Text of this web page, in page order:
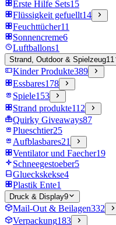
Erste Hilfe Sets15
Flüssigkeit gefuellt14
Feuchttücher11
Sonnencreme6
Luftballons1
Strand, Outdoor & Spielzeug11
Kinder Produkte389
Essbares178
Spiele153
Strand produkte112
Quirky Giveaways87
Plueschtier25
Aufblasbares21
Ventilator und Faecher19
Schneegestoeber5
Glueckskekse4
Plastik Ente1
Druck & Display9
Mail-Out & Beilagen332
Verpackung183